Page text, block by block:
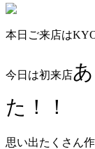
本日ご来店は
今日は初来店
た！！
思い出たくさん